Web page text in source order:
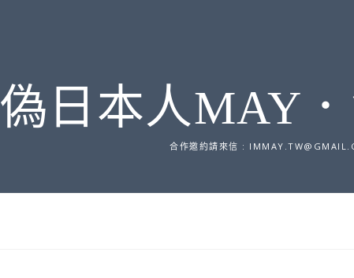
偽日本人MAY
合作邀約請來信 :